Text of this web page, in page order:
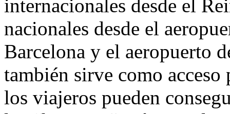
internacionales desde el
nacionales desde el
Barcelona y el aeropuerto
también sirve como
los viajeros pueden